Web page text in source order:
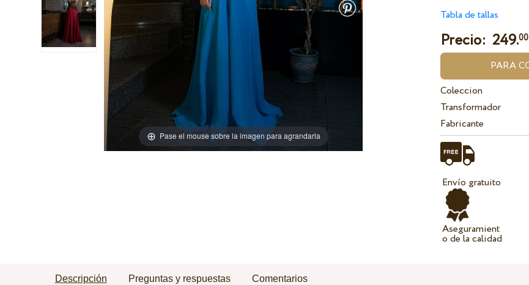
Pase el mouse sobre la imagen para agrandarla
Tabla de tallas
Precio: 249.00
Coleccion
Transformador
Fabricante
Envío gratuito
Aseguramient
o de la calidad
Descripción Preguntas y respuestas Comentarios